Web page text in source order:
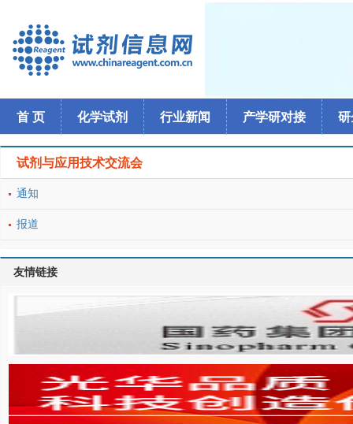
首 页 化学试剂 行业新闻 产学研对接 研
试剂与应用技术交流会
通知
报道
友情链接